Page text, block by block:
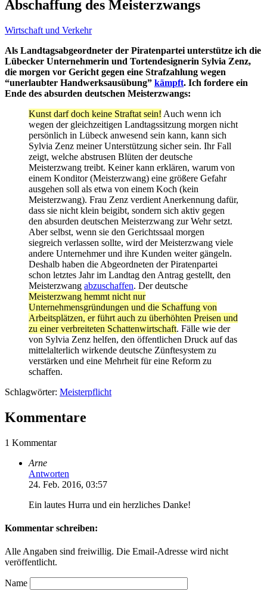
Abschaffung des Meisterzwangs
Wirtschaft und Verkehr
Als Landtagsabgeordneter der Piratenpartei unterstütze ich die
Lübecker Unternehmerin und Tortendesignerin Sylvia Zenz,
die morgen vor Gericht gegen eine Strafzahlung wegen
“unerlaubter Handwerksausübung” kämpft. Ich fordere ein
Ende des absurden deutschen Meisterzwangs:
Kunst darf doch keine Straftat sein! Auch wenn ich
wegen der gleichzeitigen Landtagssitzung morgen nicht
persönlich in Lübeck anwesend sein kann, kann sich
Sylvia Zenz meiner Unterstützung sicher sein. Ihr Fall
zeigt, welche abstrusen Blüten der deutsche
Meisterzwang treibt. Keiner kann erklären, warum von
einem Konditor (Meisterzwang) eine größere Gefahr
ausgehen soll als etwa von einem Koch (kein
Meisterzwang). Frau Zenz verdient Anerkennung dafür,
dass sie nicht klein beigibt, sondern sich aktiv gegen
den absurden deutschen Meisterzwang zur Wehr setzt.
Aber selbst, wenn sie den Gerichtssaal morgen
siegreich verlassen sollte, wird der Meisterzwang viele
andere Unternehmer und ihre Kunden weiter gängeln.
Deshalb haben die Abgeordneten der Piratenpartei
schon letztes Jahr im Landtag den Antrag gestellt, den
Meisterzwang abzuschaffen. Der deutsche
Meisterzwang hemmt nicht nur
Unternehmensgründungen und die Schaffung von
Arbeitsplätzen, er führt auch zu überhöhten Preisen und
zu einer verbreiteten Schattenwirtschaft. Fälle wie der
von Sylvia Zenz helfen, den öffentlichen Druck auf das
mittelalterlich wirkende deutsche Zünftesystem zu
verstärken und eine Mehrheit für eine Reform zu
schaffen.
Schlagwörter: Meisterpflicht
Kommentare
1 Kommentar
Arne
Antworten
24. Feb. 2016, 03:57
Ein lautes Hurra und ein herzliches Danke!
Kommentar schreiben:
Alle Angaben sind freiwillig. Die Email-Adresse wird nicht
veröffentlicht.
Name